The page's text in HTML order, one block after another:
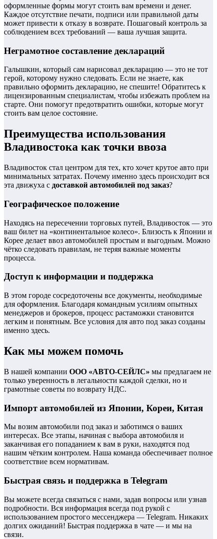
оформленные формы могут стоить вам времени и денег.
Каждое отсутствие печати, подписи или правильной даты
может привести к отказу в возврате. Пошаговый контроль за
соблюдением всех требований — ваша лучшая защита.
Неграмотное составление деклараций
Галышкин, который сам нарисовал декларацию — это не тот
герой, которому нужно следовать. Если не знаете, как
правильно оформить декларацию, не спешите! Обратитесь к
лицензированным специалистам, чтобы избежать проблем на
старте. Они помогут предотвратить ошибки, которые могут
стоить вам целое состояние.
Преимущества использования
Владивостока как точки ввоза
Владивосток стал центром для тех, кто хочет крутое авто при
минимальных затратах. Почему именно здесь происходит вся
эта движуха с доставкой автомобилей под заказ?
Географическое положение
Находясь на пересечении торговых путей, Владивосток — это
ваш билет на «континентальное колесо». Близость к Японии и
Корее делает ввоз автомобилей простым и выгодным. Можно
чётко следовать правилам, не теряя важные моменты
процесса.
Доступ к информации и поддержка
В этом городе сосредоточены все документы, необходимые
для оформления. Благодаря командным усилиям опытных
менеджеров и брокеров, процесс растаможки становится
легким и понятным. Все условия для авто под заказ созданы
именно здесь.
Как мы можем помочь
В нашей компании ООО «АВТО-СЕЙЛС» мы предлагаем не
только уверенность в легальности каждой сделки, но и
грамотные советы по возврату НДС.
Импорт автомобилей из Японии, Кореи, Китая
Мы возим автомобили под заказ и заботимся о ваших
интересах. Все этапы, начиная с выбора автомобиля и
заканчивая его попаданием к вам в руки, находятся под
нашим чётким контролем. Наша команда обеспечивает полное
соответствие всем нормативам.
Быстрая связь и поддержка в Telegram
Вы можете всегда связаться с нами, задав вопросы или узнав
подробности. Вся информация всегда под рукой с
использованием простого мессенджера — Telegram. Никаких
долгих ожиданий! Быстрая поддержка в чате — и мы на
связи.